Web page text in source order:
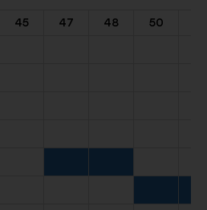
45 47 48 50